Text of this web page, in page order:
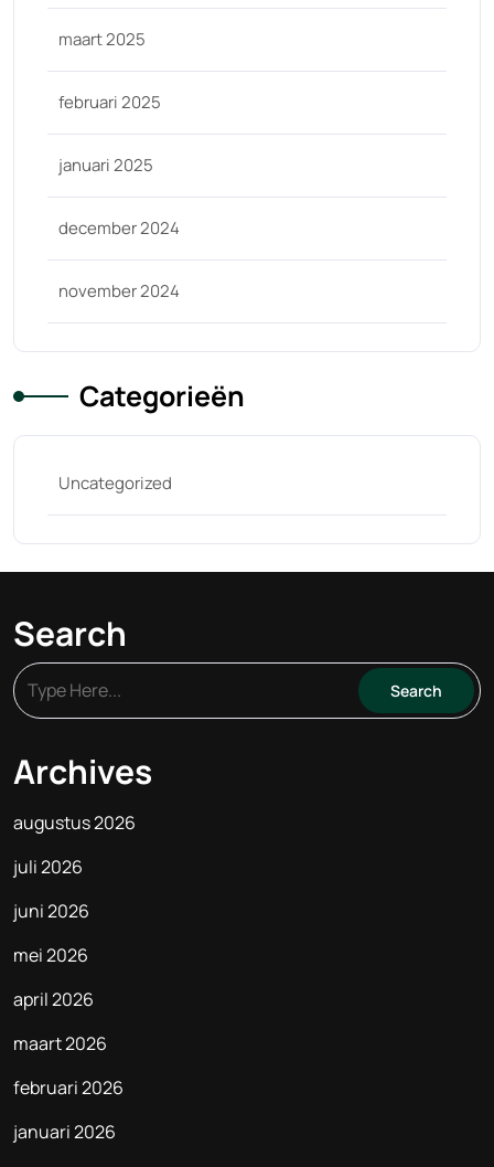
maart 2025
februari 2025
januari 2025
december 2024
november 2024
Categorieën
Uncategorized
Search
Archives
augustus 2026
juli 2026
juni 2026
mei 2026
april 2026
maart 2026
februari 2026
januari 2026